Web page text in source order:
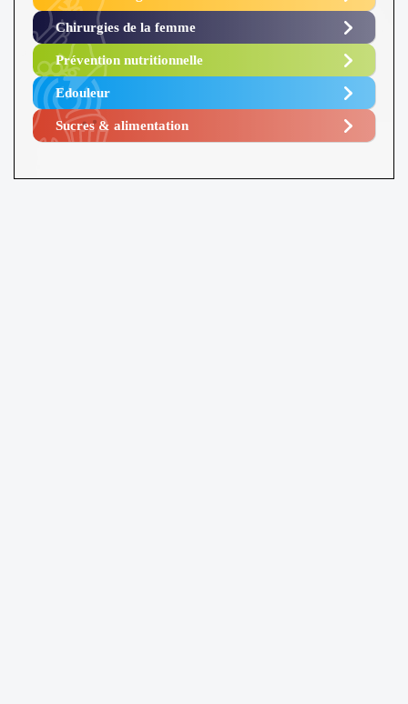
Chirurgies de la femme
Prévention nutritionnelle
Edouleur​
Sucres & alimentation​